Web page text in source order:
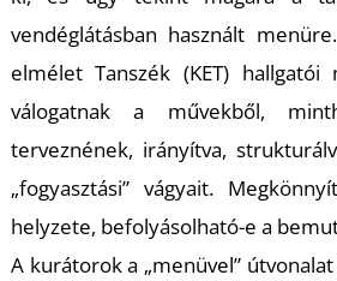
vendéglátásban használt
elmélet Tanszék (KET)
válogatnak a művekből,
terveznének, irányítva,
„fogyasztási” vágyait.
helyzete, befolyásolható-e a
A kurátorok a „menüvel”